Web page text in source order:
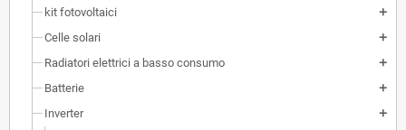
kit fotovoltaici add
Celle solari add
Radiatori elettrici a basso consumo add
Batterie add
Inverter add